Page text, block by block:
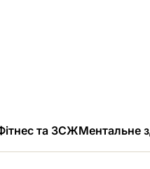
та ЗСЖМентальне